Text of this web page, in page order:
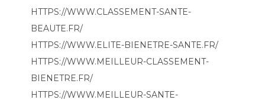
HTTPS://WWW.CLASSEMENT-SANTE-
BEAUTE.FR/
HTTPS://WWW.ELITE-BIENETRE-SANTE.FR/
HTTPS://WWW.MEILLEUR-CLASSEMENT-
BIENETRE.FR/
HTTPS://WWW.MEILLEUR-SANTE-